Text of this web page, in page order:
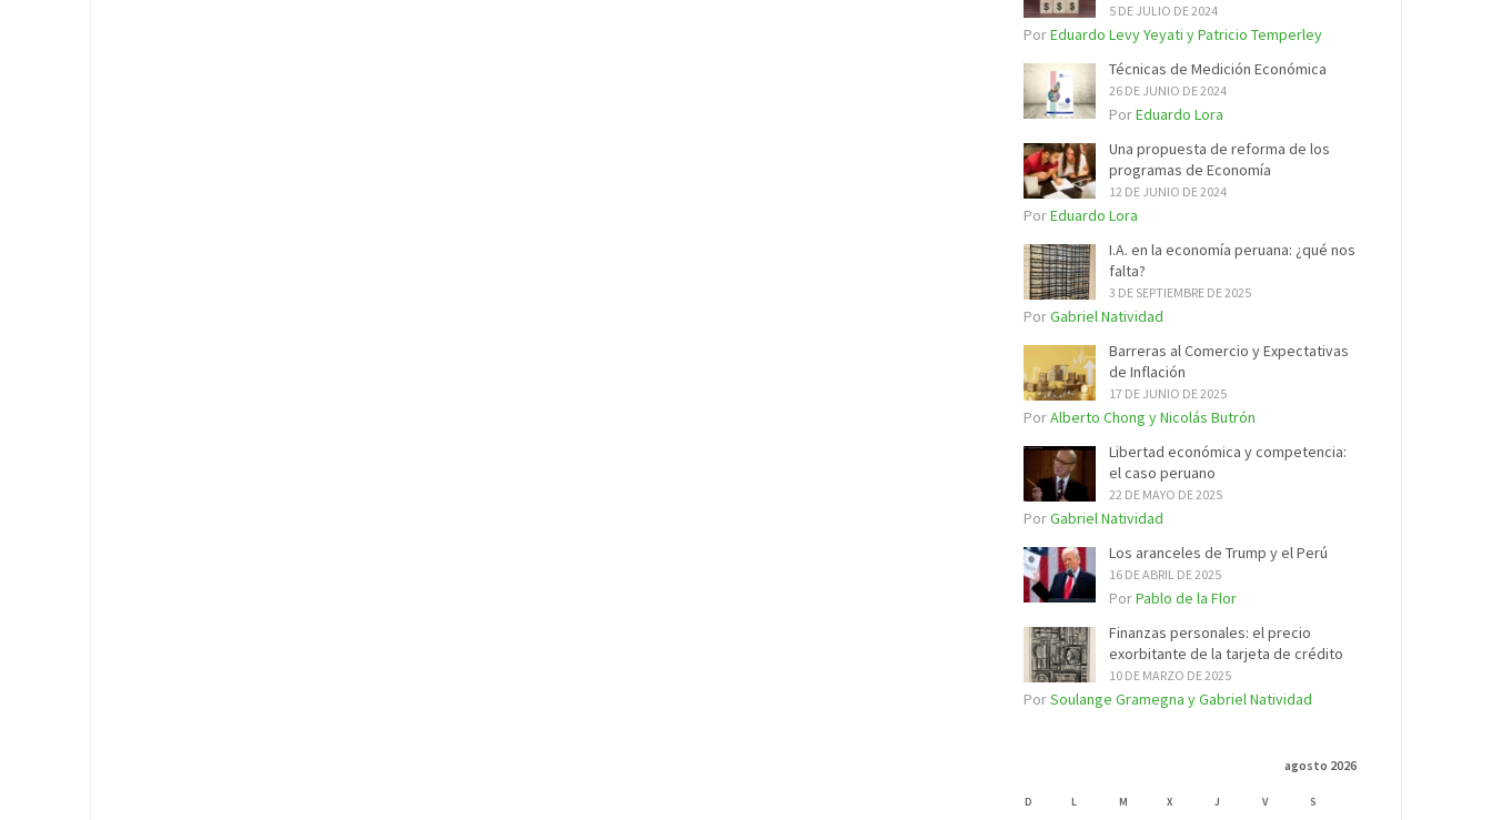
5 DE JULIO DE 2024
PorEduardo Levy Yeyati y Patricio Temperley
Técnicas de Medición Económica
26 DE JUNIO DE 2024
PorEduardo Lora
Una propuesta de reforma de los
programas de Economía
12 DE JUNIO DE 2024
PorEduardo Lora
I.A. en la economía peruana: ¿qué nos
falta?
3 DE SEPTIEMBRE DE 2025
PorGabriel Natividad
Barreras al Comercio y Expectativas
de Inflación
17 DE JUNIO DE 2025
PorAlberto Chong y Nicolás Butrón
Libertad económica y competencia:
el caso peruano
22 DE MAYO DE 2025
PorGabriel Natividad
Los aranceles de Trump y el Perú
16 DE ABRIL DE 2025
PorPablo de la Flor
Finanzas personales: el precio
exorbitante de la tarjeta de crédito
10 DE MARZO DE 2025
PorSoulange Gramegna y Gabriel Natividad
agosto 2026
D L M X J V S